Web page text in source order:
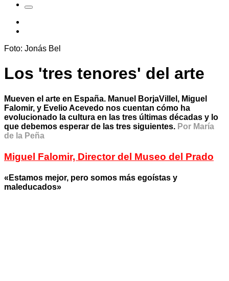
Foto: Jonás Bel
Los 'tres tenores' del arte
Mueven el arte en España. Manuel BorjaVillel, Miguel
Falomir, y Evelio Acevedo nos cuentan cómo ha
evolucionado la cultura en las tres últimas décadas y lo
que debemos esperar de las tres siguientes. Por María
de la Peña
Miguel Falomir, Director del Museo del Prado
«Estamos mejor, pero somos más egoístas y
maleducados»